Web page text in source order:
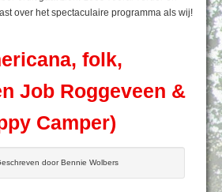
over het spectaculaire programma als wij!
folk,
Job Roggeveen &
Camper)
door Bennie Wolbers